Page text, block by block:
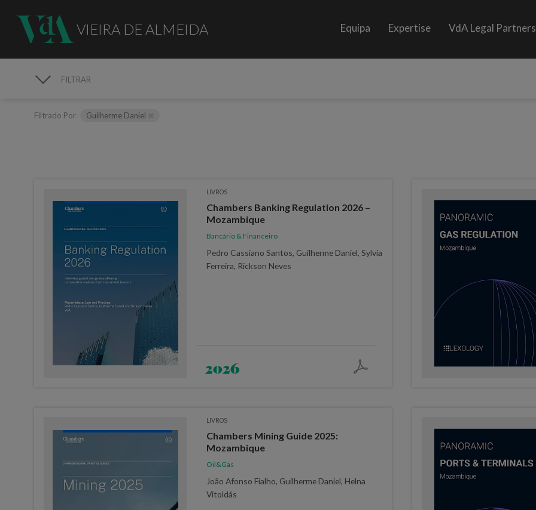
VIEIRA DE ALMEIDA Equipa Expertise VdA Legal Partners
FILTRAR
Filtrado Por Guilherme Daniel
LIVROS
Chambers Banking Regulation 2026 –
Mozambique
Bancário & Financeiro
Pedro Cassiano Santos, Guilherme Daniel, Sylvia
Ferreira, Rickson Neves
2026
LIVROS
Chambers Mining Guide 2025:
Mozambique
Oil&Gas
João Afonso Fialho, Guilherme Daniel, Helna
Vitoldás